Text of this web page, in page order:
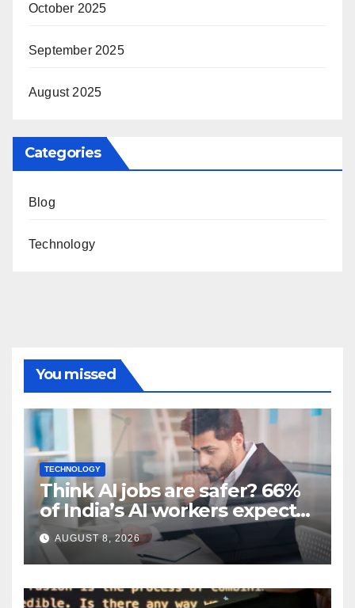
October 2025
September 2025
August 2025
Categories
Blog
Technology
You missed
TECHNOLOGY
Think AI jobs are safer? 66%
of India’s AI workers expect
layoffs
AUGUST 8, 2026